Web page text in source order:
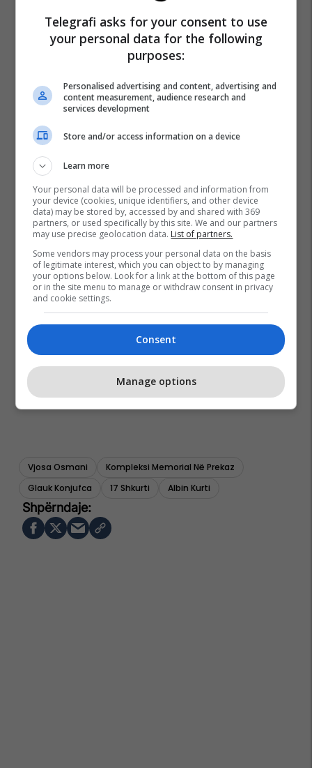
Vjosa Osmani
Kompleksi Memorial Në Prekaz
Glauk Konjufca
17 Shkurti Albin Kurti
Telegrafi asks for your consent to use
your personal data for the following
purposes:
Personalised advertising and content, advertising and
content measurement, audience research and
services development
Store and/or access information on a device
Learn more
Your personal data will be processed and information from
your device (cookies, unique identifiers, and other device
data) may be stored by, accessed by and shared with 369
partners, or used specifically by this site. We and our partners
may use precise geolocation data. List of partners.
Some vendors may process your personal data on the basis
of legitimate interest, which you can object to by managing
your options below. Look for a link at the bottom of this page
or in the site menu to manage or withdraw consent in privacy
and cookie settings.
Consent
Manage options